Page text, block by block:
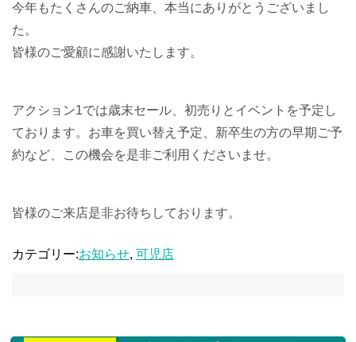
今年もたくさんのご納車、本当にありがとうございまし
た。
皆様のご愛顧に感謝いたします。
アクション1では歳末セール、初売りとイベントを予定し
ております。お車を買い替え予定、新卒生の方の早期ご予
約など、この機会を是非ご利用くださいませ。
皆様のご来店是非お待ちしております。
カテゴリー:お知らせ, 可児店